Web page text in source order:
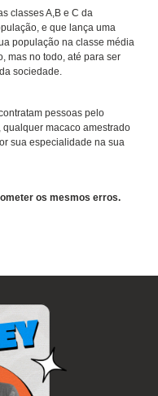
classes A,B e C da
e que lança uma
população na classe média
mas no todo, até para ser
sociedade.
pessoas pelo
macaco amestrado
sua especialidade na sua
os mesmos erros.